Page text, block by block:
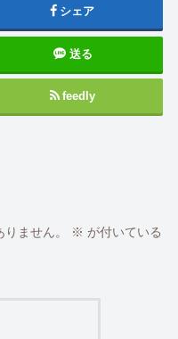
シェア
送る
feedly
ません。 ※ が付いている